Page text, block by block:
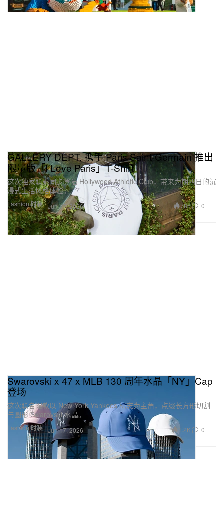
Fashion 时装
GALLERY DEPT. 携手 Paris Saint-Germain 推出
限量版「I Love Paris」T-Shirt
这次独家联乘同步登陆 Hollywood Athletic Club，带来为期四日的沉
浸式生活风格体验。
Jun 17, 2026 785 0
Fashion 时装
Swarovski x 47 x MLB 130 周年水晶「NY」Cap
登场
这次联名帽款以 New York Yankees 标志为主角，点缀长方形切割
与圆形 Swarovski 水晶。
Jun 17, 2026 1.2K 0